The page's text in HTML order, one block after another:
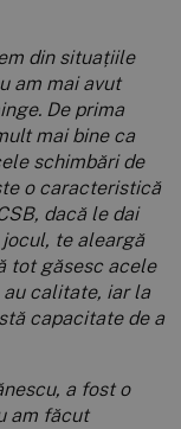
din situațiile
am mai avut
De prima
mai bine ca
schimbări de
o caracteristică
dacă le dai
te aleargă
tot găsesc acele
au calitate, iar la
capacitate de a
a fost o
am făcut